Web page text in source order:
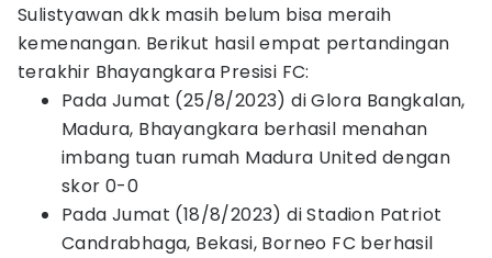
Sulistyawan dkk masih belum bisa meraih
kemenangan. Berikut hasil empat pertandingan
terakhir Bhayangkara Presisi FC:
Pada Jumat (25/8/2023) di Glora Bangkalan,
Madura, Bhayangkara berhasil menahan
imbang tuan rumah Madura United dengan
skor 0-0
Pada Jumat (18/8/2023) di Stadion Patriot
Candrabhaga, Bekasi, Borneo FC berhasil